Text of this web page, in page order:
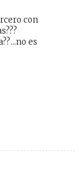
con
es